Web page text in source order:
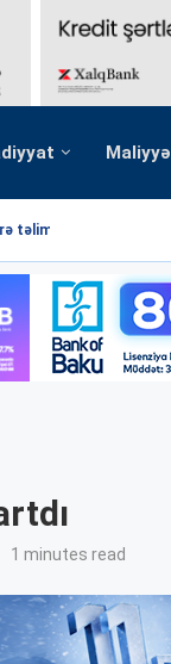
Maliyyə
təlim...
1 minutes read